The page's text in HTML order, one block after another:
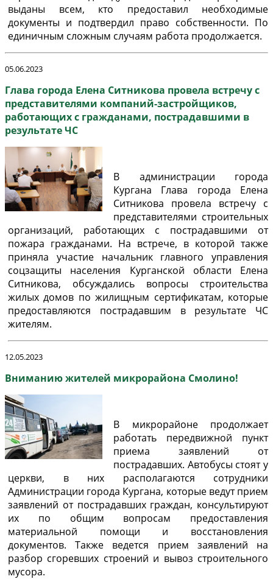
выданы всем, кто предоставил необходимые
документы и подтвердил право собственности. По
единичным сложным случаям работа продолжается.
05.06.2023
Глава города Елена Ситникова провела встречу с
представителями компаний-застройщиков,
работающих с гражданами, пострадавшими в
результате ЧС
В администрации города
Кургана Глава города Елена
Ситникова провела встречу с
представителями строительных
организаций, работающих с пострадавшими от
пожара гражданами. На встрече, в которой также
приняла участие начальник главного управления
соцзащиты населения Курганской области Елена
Ситникова, обсуждались вопросы строительства
жилых домов по жилищным сертификатам, которые
предоставляются пострадавшим в результате ЧС
жителям.
12.05.2023
Вниманию жителей микрорайона Смолино!
В микрорайоне продолжает
работать передвижной пункт
приема заявлений от
пострадавших. Автобусы стоят у
церкви, в них располагаются сотрудники
Администрации города Кургана, которые ведут прием
заявлений от пострадавших граждан, консультируют
их по общим вопросам предоставления
материальной помощи и восстановления
документов. Также ведется прием заявлений на
разбор сгоревших строений и вывоз строительного
мусора.